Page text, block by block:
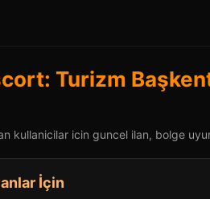
Turizm
kullanicilar icin guncel ilan, bolge
İçin